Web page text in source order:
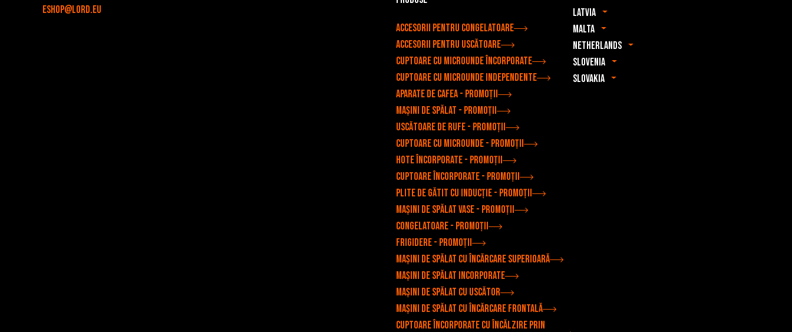
eshop@lord.eu
Accesorii pentru congelatoare
Accesorii pentru uscătoare
Cuptoare cu microunde încorporate
Cuptoare cu microunde independente
Aparate de cafea - Promoții
Mașini de spălat - Promoții
Uscătoare de rufe - Promoții
Cuptoare cu microunde - Promoții
Hote încorporate - Promoții
Cuptoare încorporate - Promoții
Plite de gătit cu inducție - Promoții
Mașini de spălat vase - Promoții
Congelatoare - Promoții
Frigidere - Promoții
Mașini de spălat cu încărcare superioară
Mașini de spălat incorporate
Mașini de spălat cu uscător
Mașini de spălat cu încărcare frontală
Cuptoare încorporate cu încălzire prin
Latvia
Malta
Netherlands
Slovenia
Slovakia